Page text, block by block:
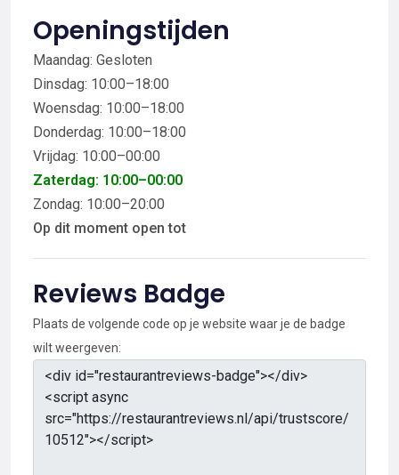
Openingstijden
Maandag: Gesloten
Dinsdag: 10:00–18:00
Woensdag: 10:00–18:00
Donderdag: 10:00–18:00
Vrijdag: 10:00–00:00
Zaterdag: 10:00–00:00
Zondag: 10:00–20:00
Op dit moment open tot
Reviews Badge
Plaats de volgende code op je website waar je de badge
wilt weergeven: